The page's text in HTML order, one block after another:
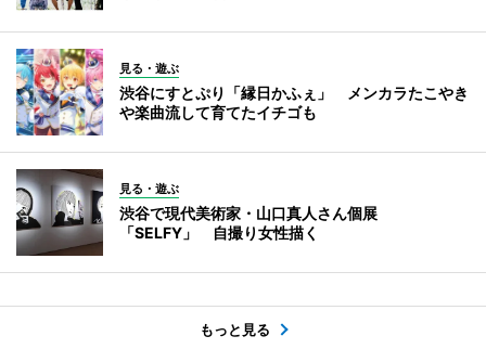
見る・遊ぶ
渋谷にすとぷり「縁日かふぇ」 メンカラたこやき
や楽曲流して育てたイチゴも
見る・遊ぶ
渋谷で現代美術家・山口真人さん個展
「SELFY」 自撮り女性描く
もっと見る